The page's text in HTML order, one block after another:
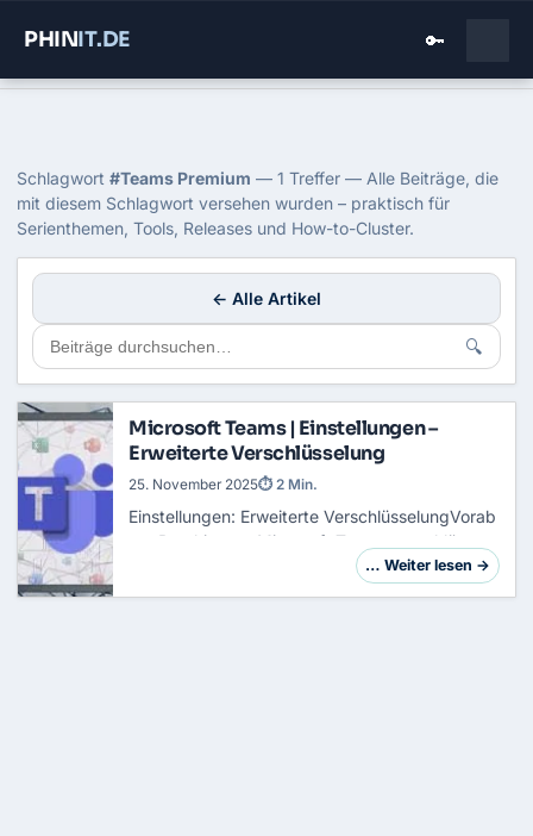
PHINIT.DE 🔑
Tag: Teams Premium
Schlagwort #Teams Premium — 1 Treffer — Alle Beiträge, die
mit diesem Schlagwort versehen wurden – praktisch für
Serienthemen, Tools, Releases und How-to-Cluster.
← Alle Artikel
🔍
Microsoft Teams | Einstellungen –
Erweiterte Verschlüsselung
Einstellungen: Erweiterte VerschlüsselungVorab
zur Beruhigung: Microsoft Teams
verschlüsselt
alle Daten ohnehin (TLS und SRTP), im Transit
25. November 2025⏱ 2 Min.
… Weiter lesen →